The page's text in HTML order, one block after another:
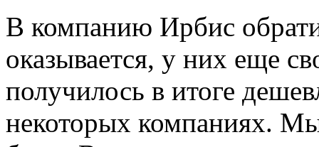
В компанию Ирбис
оказывается, у них еще
получилось в итоге
некоторых компаниях.